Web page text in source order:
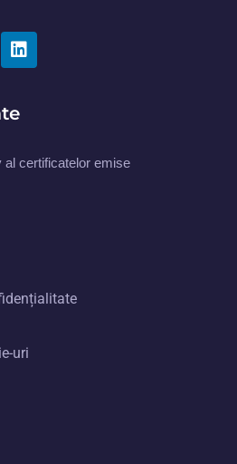
al certificatelor emise
uri